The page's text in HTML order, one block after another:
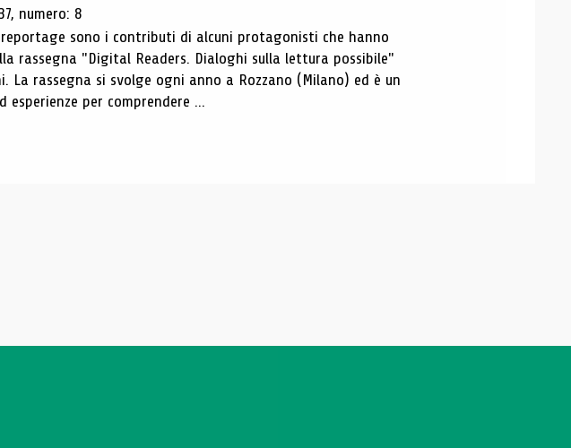
numero: 8
sono i contributi di alcuni protagonisti che hanno
rassegna "Digital Readers. Dialoghi sulla lettura possibile"
La rassegna si svolge ogni anno a Rozzano (Milano) ed è un
esperienze per comprendere ...